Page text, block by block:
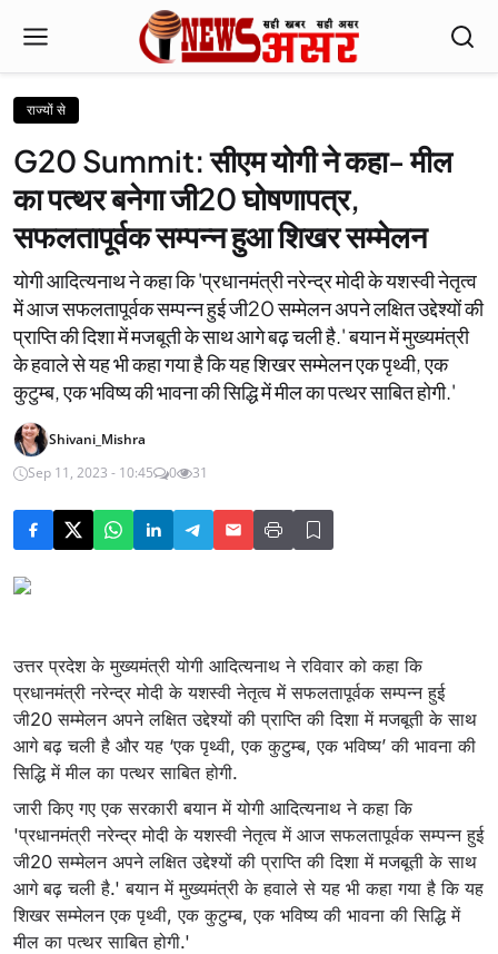
राज्यों से
G20 Summit: सीएम योगी ने कहा- मील
का पत्थर बनेगा जी20 घोषणापत्र,
सफलतापूर्वक सम्पन्न हुआ शिखर सम्मेलन
योगी आदित्यनाथ ने कहा कि 'प्रधानमंत्री नरेन्द्र मोदी के यशस्वी नेतृत्व
में आज सफलतापूर्वक सम्पन्न हुई जी20 सम्मेलन अपने लक्षित उद्देश्यों की
प्राप्ति की दिशा में मजबूती के साथ आगे बढ़ चली है.' बयान में मुख्यमंत्री
के हवाले से यह भी कहा गया है कि यह शिखर सम्मेलन एक पृथ्वी, एक
कुटुम्ब, एक भविष्य की भावना की सिद्धि में मील का पत्थर साबित होगी.'
Shivani_Mishra
Sep 11, 2023 - 10:45
0 31
उत्तर प्रदेश के मुख्‍यमंत्री योगी आदित्‍यनाथ ने रविवार को कहा कि
प्रधानमंत्री नरेन्द्र मोदी के यशस्वी नेतृत्व में सफलतापूर्वक सम्पन्न हुई
जी20 सम्मेलन अपने लक्षित उद्देश्यों की प्राप्ति की दिशा में मजबूती के साथ
आगे बढ़ चली है और यह ‘एक पृथ्वी, एक कुटुम्ब, एक भविष्य’ की भावना की
सिद्धि में मील का पत्थर साबित होगी.
जारी किए गए एक सरकारी बयान में योगी आदित्यनाथ ने कहा कि
'प्रधानमंत्री नरेन्द्र मोदी के यशस्वी नेतृत्व में आज सफलतापूर्वक सम्पन्न हुई
जी20 सम्मेलन अपने लक्षित उद्देश्यों की प्राप्ति की दिशा में मजबूती के साथ
आगे बढ़ चली है.' बयान में मुख्यमंत्री के हवाले से यह भी कहा गया है कि यह
शिखर सम्मेलन एक पृथ्वी, एक कुटुम्ब, एक भविष्य की भावना की सिद्धि में
मील का पत्थर साबित होगी.'